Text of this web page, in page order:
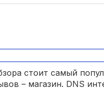
стоит самый
– магазин. DNS